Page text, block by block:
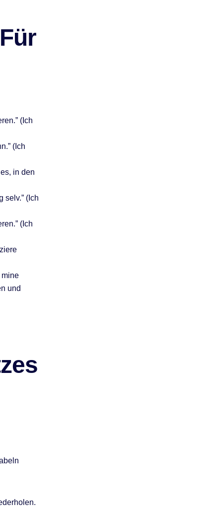
(Ich
(Ich
in den
selv.” (Ich
(Ich
mine
und